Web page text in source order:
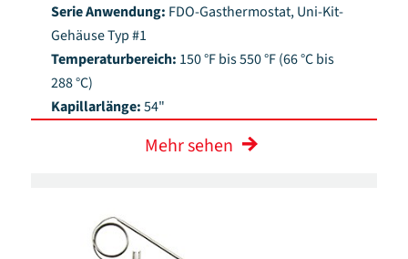
Serie Anwendung: FDO-Gasthermostat, Uni-Kit-
Gehäuse Typ #1
Temperaturbereich: 150 °F bis 550 °F (66 °C bis
288 °C)
Kapillarlänge:54"
Mehr sehen